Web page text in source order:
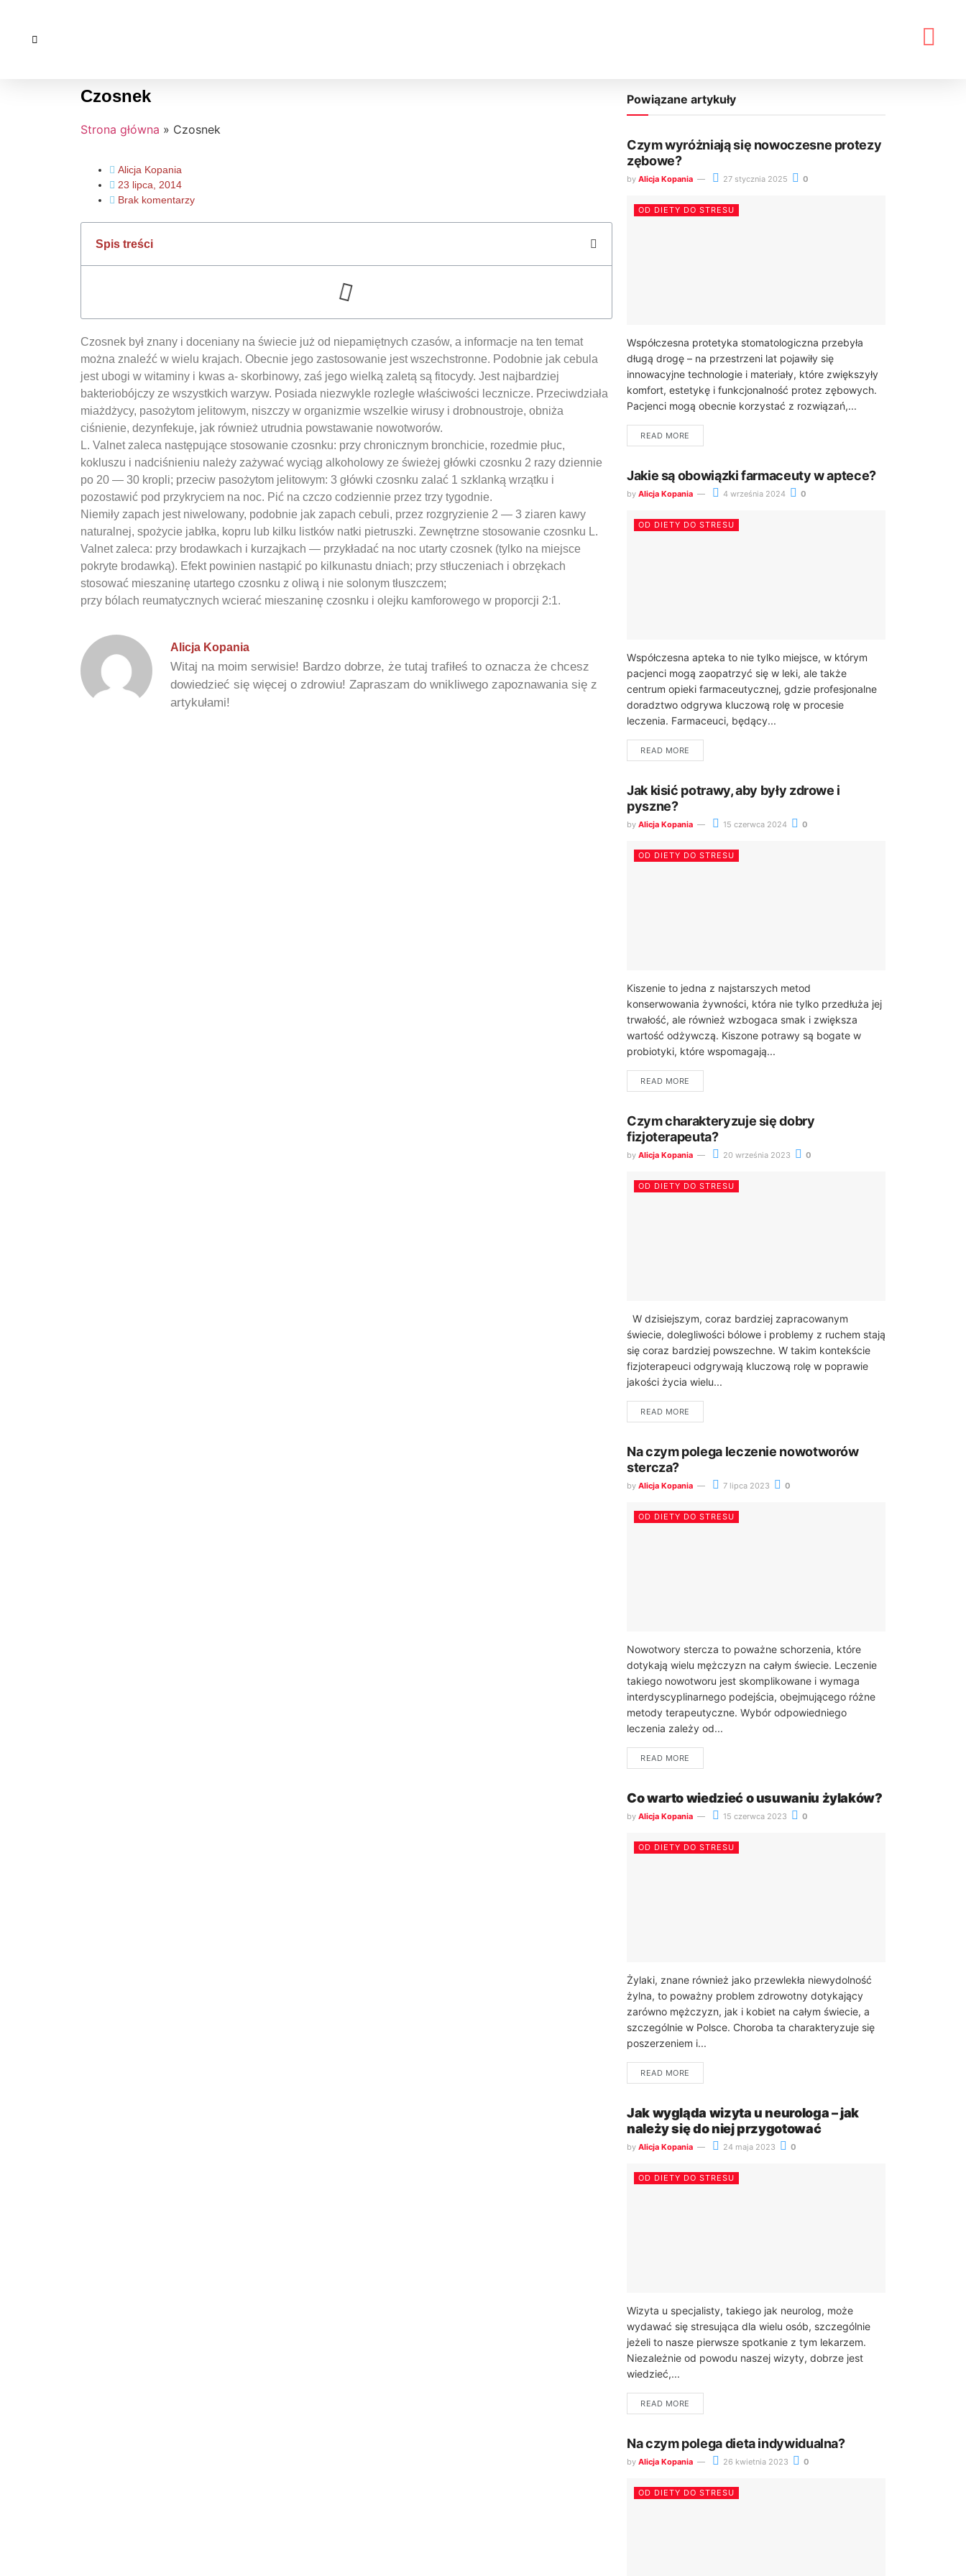
Czosnek
Strona główna » Czosnek
Alicja Kopania
23 lipca, 2014
Brak komentarzy
Spis treści
Czosnek był znany i doceniany na świecie już od niepamiętnych czasów, a informacje na ten temat
można znaleźć w wielu krajach. Obecnie jego zastosowanie jest wszechstronne. Podobnie jak cebula
jest ubogi w witaminy i kwas a- skorbinowy, zaś jego wielką zaletą są fitocydy. Jest najbardziej
bakteriobójczy ze wszystkich warzyw. Posiada niezwykle rozległe właściwości lecznicze. Przeciwdziała
miażdżycy, pasożytom jelitowym, niszczy w organizmie wszelkie wirusy i drobnoustroje, obniża
ciśnienie, dezynfekuje, jak również utrudnia powstawanie nowotworów.
L. Valnet zaleca następujące stosowanie czosnku: przy chronicznym bronchicie, rozedmie płuc,
kokluszu i nadciśnieniu należy zażywać wyciąg alkoholowy ze świeżej główki czosnku 2 razy dziennie
po 20 — 30 kropli; przeciw pasożytom jelitowym: 3 główki czosnku zalać 1 szklanką wrzątku i
pozostawić pod przykryciem na noc. Pić na czczo codziennie przez trzy tygodnie.
Niemiły zapach jest niwelowany, podobnie jak zapach cebuli, przez rozgryzienie 2 — 3 ziaren kawy
naturalnej, spożycie jabłka, kopru lub kilku listków natki pietruszki. Zewnętrzne stosowanie czosnku L.
Valnet zaleca: przy brodawkach i kurzajkach — przykładać na noc utarty czosnek (tylko na miejsce
pokryte brodawką). Efekt powinien nastąpić po kilkunastu dniach; przy stłuczeniach i obrzękach
stosować mieszaninę utartego czosnku z oliwą i nie solonym tłuszczem;
przy bólach reumatycznych wcierać mieszaninę czosnku i olejku kamforowego w proporcji 2:1.
Alicja Kopania
Witaj na moim serwisie! Bardzo dobrze, że tutaj trafiłeś to oznacza że chcesz
dowiedzieć się więcej o zdrowiu! Zapraszam do wnikliwego zapoznawania się z
artykułami!
Powiązane artykuły
Czym wyróżniają się nowoczesne protezy
zębowe?
by Alicja Kopania 27 stycznia 2025 0
OD DIETY DO STRESU
Współczesna protetyka stomatologiczna przebyła
długą drogę – na przestrzeni lat pojawiły się
innowacyjne technologie i materiały, które zwiększyły
komfort, estetykę i funkcjonalność protez zębowych.
Pacjenci mogą obecnie korzystać z rozwiązań,...
READ MORE
Jakie są obowiązki farmaceuty w aptece?
by Alicja Kopania 4 września 2024 0
OD DIETY DO STRESU
Współczesna apteka to nie tylko miejsce, w którym
pacjenci mogą zaopatrzyć się w leki, ale także
centrum opieki farmaceutycznej, gdzie profesjonalne
doradztwo odgrywa kluczową rolę w procesie
leczenia. Farmaceuci, będący...
READ MORE
Jak kisić potrawy, aby były zdrowe i
pyszne?
by Alicja Kopania 15 czerwca 2024 0
OD DIETY DO STRESU
Kiszenie to jedna z najstarszych metod
konserwowania żywności, która nie tylko przedłuża jej
trwałość, ale również wzbogaca smak i zwiększa
wartość odżywczą. Kiszone potrawy są bogate w
probiotyki, które wspomagają...
READ MORE
Czym charakteryzuje się dobry
fizjoterapeuta?
by Alicja Kopania 20 września 2023 0
OD DIETY DO STRESU
W dzisiejszym, coraz bardziej zapracowanym
świecie, dolegliwości bólowe i problemy z ruchem stają
się coraz bardziej powszechne. W takim kontekście
fizjoterapeuci odgrywają kluczową rolę w poprawie
jakości życia wielu...
READ MORE
Na czym polega leczenie nowotworów
stercza?
by Alicja Kopania 7 lipca 2023 0
OD DIETY DO STRESU
Nowotwory stercza to poważne schorzenia, które
dotykają wielu mężczyzn na całym świecie. Leczenie
takiego nowotworu jest skomplikowane i wymaga
interdyscyplinarnego podejścia, obejmującego różne
metody terapeutyczne. Wybór odpowiedniego
leczenia zależy od...
READ MORE
Co warto wiedzieć o usuwaniu żylaków?
by Alicja Kopania 15 czerwca 2023 0
OD DIETY DO STRESU
Żylaki, znane również jako przewlekła niewydolność
żylna, to poważny problem zdrowotny dotykający
zarówno mężczyzn, jak i kobiet na całym świecie, a
szczególnie w Polsce. Choroba ta charakteryzuje się
poszerzeniem i...
READ MORE
Jak wygląda wizyta u neurologa – jak
należy się do niej przygotować
by Alicja Kopania 24 maja 2023 0
OD DIETY DO STRESU
Wizyta u specjalisty, takiego jak neurolog, może
wydawać się stresująca dla wielu osób, szczególnie
jeżeli to nasze pierwsze spotkanie z tym lekarzem.
Niezależnie od powodu naszej wizyty, dobrze jest
wiedzieć,...
READ MORE
Na czym polega dieta indywidualna?
by Alicja Kopania 26 kwietnia 2023 0
OD DIETY DO STRESU